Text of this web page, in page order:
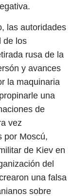
las autoridades
de los
rusa de la
y avances
la maquinaria
una
de
vez
por Moscú,
de Kiev en
del
una falsa
sobre